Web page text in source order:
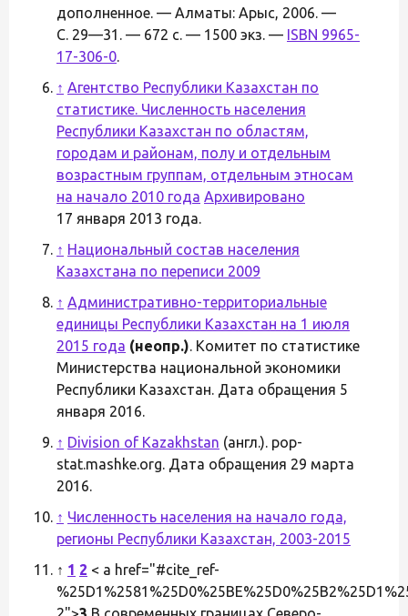
дополненное. — Алматы: Арыс, 2006. —
С. 29—31. — 672 с. — 1500 экз. — ISBN 9965-
17-306-0.
↑ Агентство Республики Казахстан по
статистике. Численность населения
Республики Казахстан по областям,
городам и районам, полу и отдельным
возрастным группам, отдельным этносам
на начало 2010 года Архивировано
17 января 2013 года.
↑ Национальный состав населения
Казахстана по переписи 2009
↑ Административно-территориальные
единицы Республики Казахстан на 1 июля
2015 года (неопр.). Комитет по статистике
Министерства национальной экономики
Республики Казахстан. Дата обращения 5
января 2016.
↑ Division of Kazakhstan (англ.). pop-
stat.mashke.org. Дата обращения 29 марта
2016.
↑ Численность населения на начало года,
регионы Республики Казахстан, 2003-2015
↑ 1 2 < a href="#cite_ref-